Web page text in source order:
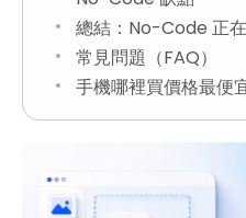
總結：No-Code 正
常見問題（FAQ）
手機哪裡買價格最便